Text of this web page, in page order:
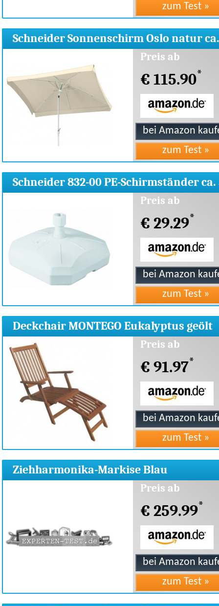
Schneider Sonnenschirm Oslo natur ca.
Preis ab
€ 115.90*
Schneider 832-00 PE-Schirmständer ca.
Preis ab
€ 29.29*
Deckchair MONTEGO Eukalyptus geölt
abnehmbares Fußteil
Preis ab
€ 91.97*
Ziehharmonika-Markise Blau
Preis ab
€ 259.99*